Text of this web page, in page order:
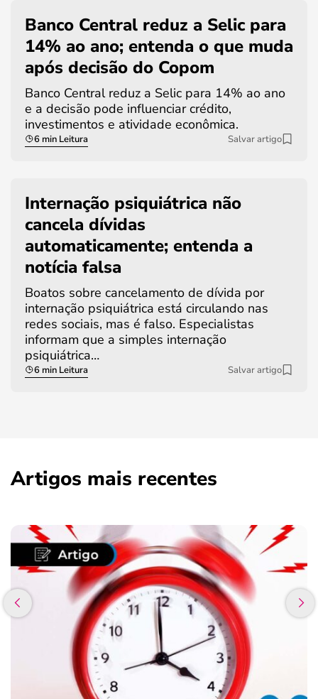
Banco Central reduz a Selic para
14% ao ano; entenda o que muda
após decisão do Copom
Banco Central reduz a Selic para 14% ao ano
e a decisão pode influenciar crédito,
investimentos e atividade econômica.
6 min Leitura Salvar artigo
Internação psiquiátrica não
cancela dívidas
automaticamente; entenda a
notícia falsa
Boatos sobre cancelamento de dívida por
internação psiquiátrica está circulando nas
redes sociais, mas é falso. Especialistas
informam que a simples internação
psiquiátrica…
6 min Leitura Salvar artigo
Artigos mais recentes